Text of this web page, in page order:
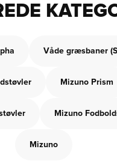
Våde græsbaner
Mizuno Prism
Mizuno
Mizuno